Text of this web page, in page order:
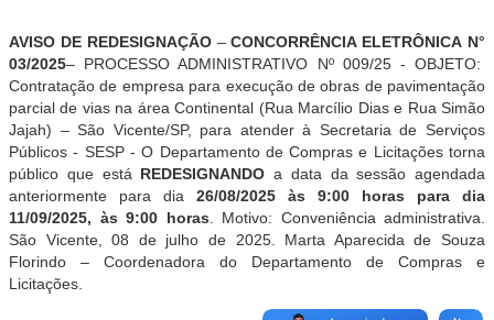
AVISO DE REDESIGNAÇÃO–CONCORRÊNCIA ELETRÔNICA N°
03/2025– PROCESSO ADMINISTRATIVO Nº 009/25 - OBJETO:
Contratação de empresa para execução de obras de pavimentação
parcial de vias na área Continental (Rua Marcílio Dias e Rua Simão
Jajah) – São Vicente/SP, para atender à Secretaria de Serviços
Públicos - SESP-O Departamento de Compras e Licitações torna
público que está REDESIGNANDO a data da sessão agendada
anteriormente para dia 26/08/2025 às 9:00 horas para dia
11/09/2025, às 9:00 horas . Motivo: Conveniência administrativa.
São Vicente, 08 de julho de 2025. Marta Aparecida de Souza
Florindo – Coordenadora do Departamento de Compras e
Licitações.